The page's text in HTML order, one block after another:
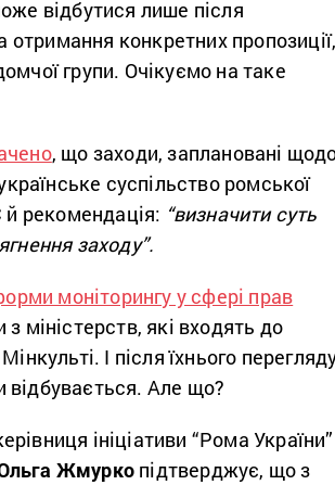
відбутися лише після
отримання конкретних
групи. Очікуємо на таке
, що заходи, заплановані
суспільство ромської
й рекомендація: “визначити суть
заходу”.
моніторингу у сфері прав
міністерств, які входять до
І після їхнього
Але що?
ініціативи “Рома України”
Жмурко підтверджує, що з